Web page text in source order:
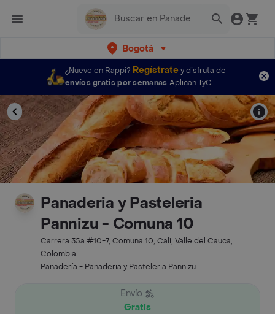
Bogotá
¿Nuevo en Rappi? Regístratey disfruta de
envíos gratis por semanas Aplican TyC
Panaderia y Pasteleria
Pannizu - Comuna 10
Carrera 35a #10-7, Comuna 10, Cali, Valle del Cauca,
Colombia
Panadería - Panaderia y Pasteleria Pannizu
Envío
Gratis